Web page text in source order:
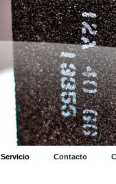
Servicio Contacto